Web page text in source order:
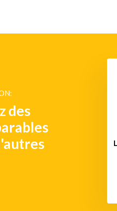
des
12 VDC pour feu arrière
à montage vertical